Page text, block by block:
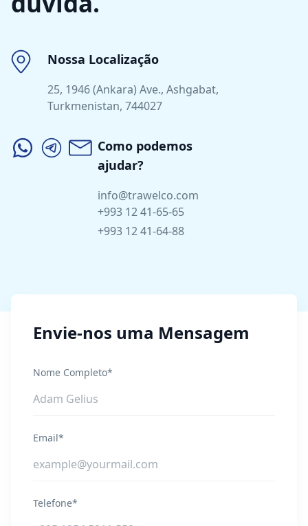
Nossa Localização
25, 1946 (Ankara) Ave., Ashgabat,
Turkmenistan, 744027
Como podemos
ajudar?
info@trawelco.com
+993 12 41-65-65
+993 12 41-64-88
Envie-nos uma Mensagem
Nome Completo*
Email*
Telefone*